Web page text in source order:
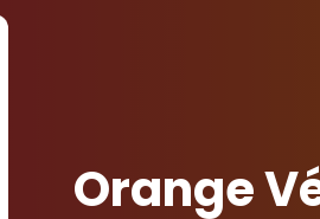
Orange